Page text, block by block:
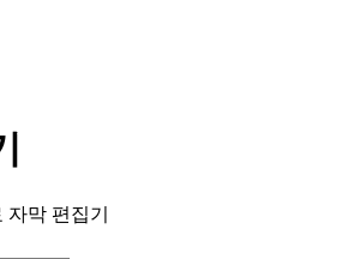
자막 편집기